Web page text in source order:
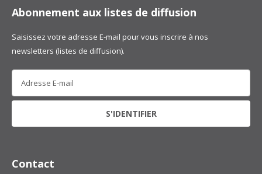
Abonnement aux listes de diffusion
Saisissez votre adresse E-mail pour vous inscrire à nos
newsletters (listes de diffusion).
Contact